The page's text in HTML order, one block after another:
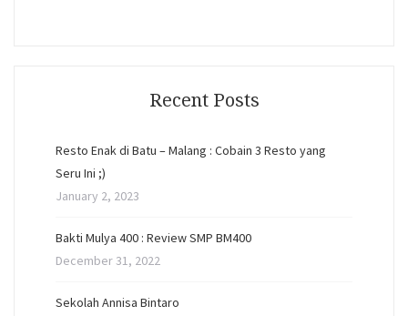
Recent Posts
Resto Enak di Batu – Malang : Cobain 3 Resto yang
Seru Ini ;)
January 2, 2023
Bakti Mulya 400 : Review SMP BM400
December 31, 2022
Sekolah Annisa Bintaro